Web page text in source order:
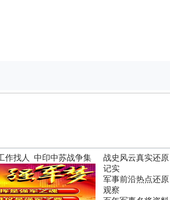
作找人
中印中苏战争集
锦
战史风云真实还原
记实
军事前沿热点还原
观察